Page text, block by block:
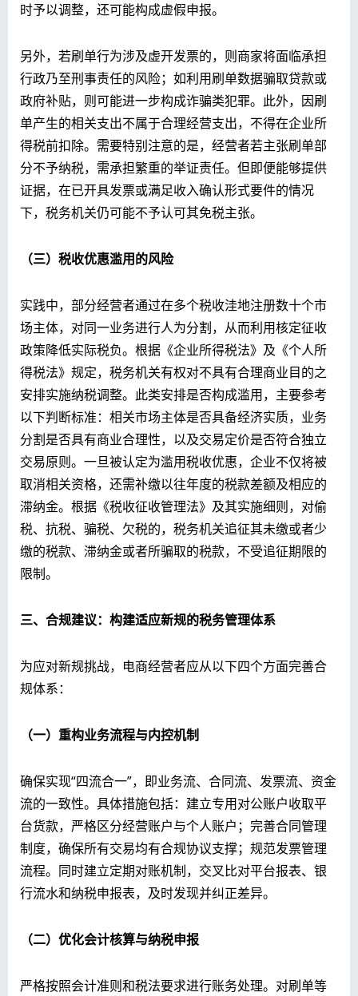
时予以调整，还可能构成虚假申报。
另外，若刷单行为涉及虚开发票的，则商家将面临承担
行政乃至刑事责任的风险；如利用刷单数据骗取贷款或
政府补贴，则可能进一步构成诈骗类犯罪。此外，因刷
单产生的相关支出不属于合理经营支出，不得在企业所
得税前扣除。需要特别注意的是，经营者若主张刷单部
分不予纳税，需承担繁重的举证责任。但即便能够提供
证据，在已开具发票或满足收入确认形式要件的情况
下，税务机关仍可能不予认可其免税主张。
（三）税收优惠滥用的风险
实践中，部分经营者通过在多个税收洼地注册数十个市
场主体，对同一业务进行人为分割，从而利用核定征收
政策降低实际税负。根据《企业所得税法》及《个人所
得税法》规定，税务机关有权对不具有合理商业目的之
安排实施纳税调整。此类安排是否构成滥用，主要参考
以下判断标准：相关市场主体是否具备经济实质，业务
分割是否具有商业合理性，以及交易定价是否符合独立
交易原则。一旦被认定为滥用税收优惠，企业不仅将被
取消相关资格，还需补缴以往年度的税款差额及相应的
滞纳金。根据《税收征收管理法》及其实施细则，对偷
税、抗税、骗税、欠税的，税务机关追征其未缴或者少
缴的税款、滞纳金或者所骗取的税款，不受追征期限的
限制。
三、合规建议：构建适应新规的税务管理体系
为应对新规挑战，电商经营者应从以下四个方面完善合
规体系：
（一）重构业务流程与内控机制
确保实现“四流合一”，即业务流、合同流、发票流、资金
流的一致性。具体措施包括：建立专用对公账户收取平
台货款，严格区分经营账户与个人账户；完善合同管理
制度，确保所有交易均有合规协议支撑；规范发票管理
流程。同时建立定期对账机制，交叉比对平台报表、银
行流水和纳税申报表，及时发现并纠正差异。
（二）优化会计核算与纳税申报
严格按照会计准则和税法要求进行账务处理。对刷单等